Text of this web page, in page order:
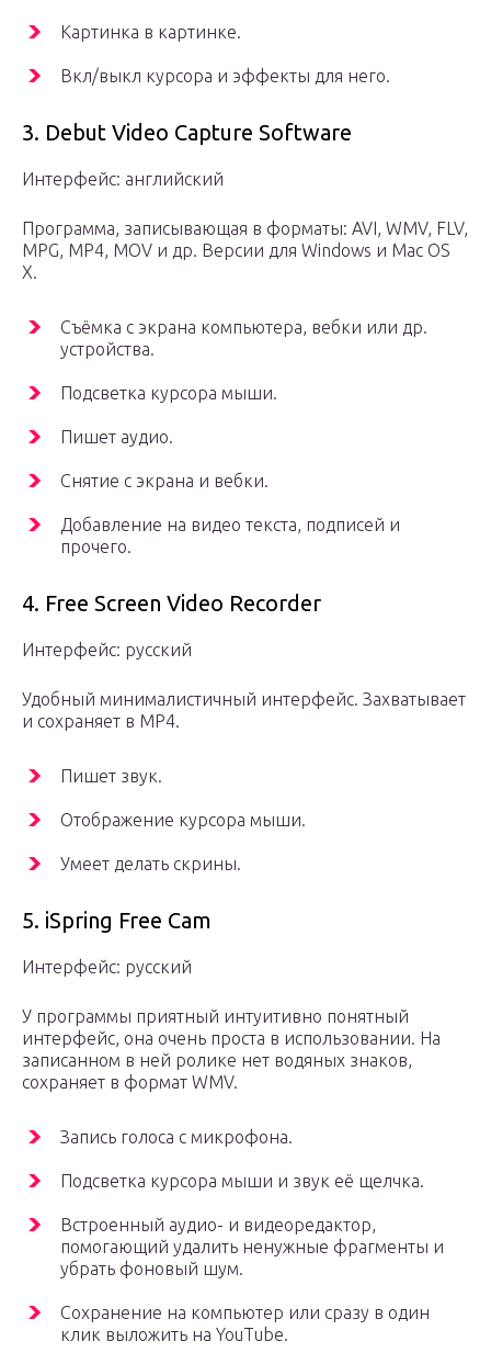
Картинка в картинке.
Вкл/выкл курсора и эффекты для него.
3. Debut Video Capture Software
Интерфейс: английский
Программа, записывающая в форматы: AVI, WMV, FLV,
MPG, MP4, MOV и др. Версии для Windows и Mac OS
X.
Съёмка с экрана компьютера, вебки или др.
устройства.
Подсветка курсора мыши.
Пишет аудио.
Снятие с экрана и вебки.
Добавление на видео текста, подписей и
прочего.
4. Free Screen Video Recorder
Интерфейс: русский
Удобный минималистичный интерфейс. Захватывает
и сохраняет в MP4.
Пишет звук.
Отображение курсора мыши.
Умеет делать скрины.
5. iSpring Free Cam
Интерфейс: русский
У программы приятный интуитивно понятный
интерфейс, она очень проста в использовании. На
записанном в ней ролике нет водяных знаков,
сохраняет в формат WMV.
Запись голоса с микрофона.
Подсветка курсора мыши и звук её щелчка.
Встроенный аудио- и видеоредактор,
помогающий удалить ненужные фрагменты и
убрать фоновый шум.
Сохранение на компьютер или сразу в один
клик выложить на YouTube.